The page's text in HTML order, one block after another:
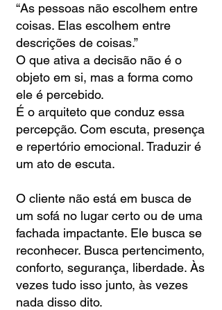
“As pessoas não escolhem entre
coisas. Elas escolhem entre
descrições de coisas.”
O que ativa a decisão não é o
objeto em si, mas a forma como
ele é percebido.
É o arquiteto que conduz essa
percepção. Com escuta, presença
e repertório emocional. Traduzir é
um ato de escuta.
O cliente não está em busca de
um sofá no lugar certo ou de uma
fachada impactante. Ele busca se
reconhecer. Busca pertencimento,
conforto, segurança, liberdade. Às
vezes tudo isso junto, às vezes
nada disso dito.